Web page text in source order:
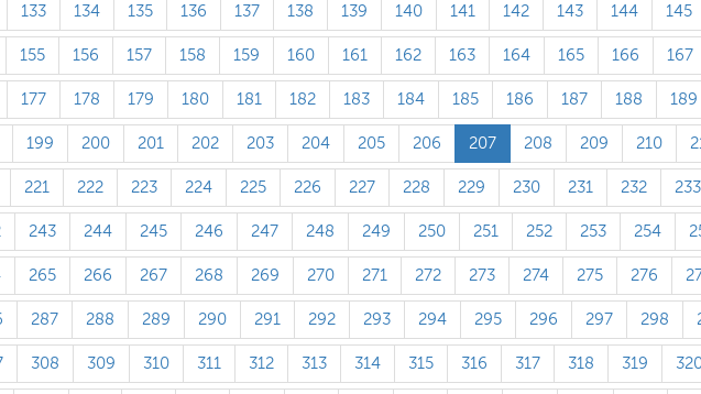
133 134 135 136 137 138 139 140 141 142 143 144 145
155 156 157 158 159 160 161 162 163 164 165 166 167
177 178 179 180 181 182 183 184 185 186 187 188 189
199 200 201 202 203 204 205 206 207 208 209 210
221 222 223 224 225 226 227 228 229 230 231 232 233
243 244 245 246 247 248 249 250 251 252 253 254
265 266 267 268 269 270 271 272 273 274 275 276
287 288 289 290 291 292 293 294 295 296 297 298
308 309 310 311 312 313 314 315 316 317 318 319